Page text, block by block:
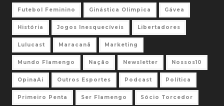
Futebol Feminino Ginástica Olimpica Gávea
História Jogos Inesquecíveis Libertadores
Lulucast Maracanã Marketing
Mundo Flamengo Nação Newsletter Nossos10
OpinaAi Outros Esportes Podcast Política
Primeiro Penta Ser Flamengo Sócio Torcedor